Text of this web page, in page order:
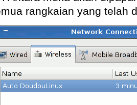
rangkaian yang telah